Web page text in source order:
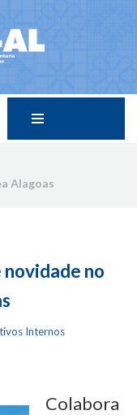
Alagoas
novidade no
Internos
Colabora